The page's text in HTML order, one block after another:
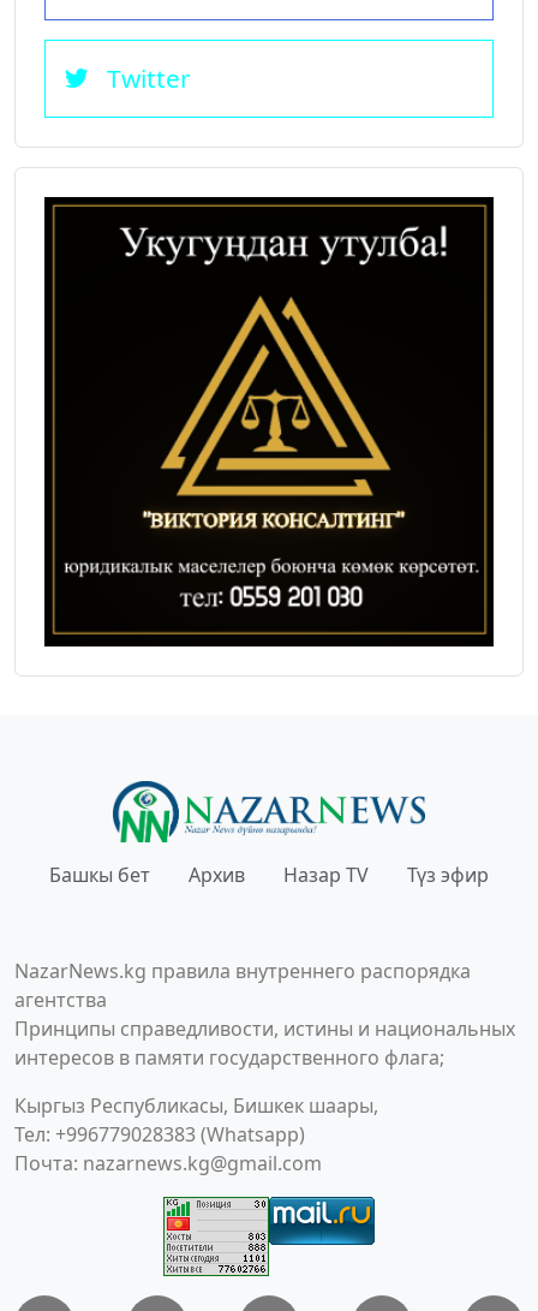
Twitter
Башкы бет Архив Назар TV Түз эфир
NazarNews.kg правила внутреннего распорядка
агентства
Принципы справедливости, истины и национальных
интересов в памяти государственного флага;
Кыргыз Республикасы, Бишкек шаары,
Тел: +996779028383 (Whatsapp)
Почта: nazarnews.kg@gmail.com